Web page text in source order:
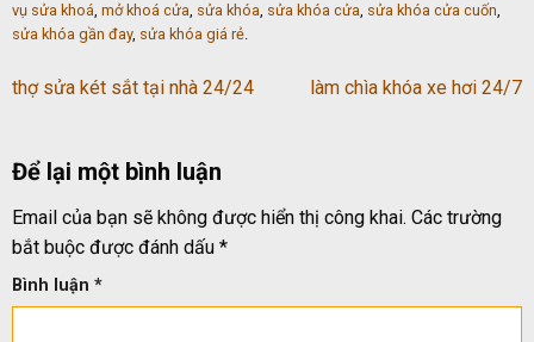
vụ sửa khoá, mở khoá cửa, sửa khóa, sửa khóa cửa, sửa khóa cửa cuốn,
sửa khóa gần đay, sửa khóa giá rẻ.
thợ sửa két sắt tại nhà 24/24 làm chìa khóa xe hơi 24/7
Để lại một bình luận
Email của bạn sẽ không được hiển thị công khai. Các trường
bắt buộc được đánh dấu *
Bình luận *